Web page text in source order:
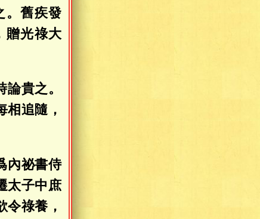
。舊疾發
贈光祿大
貴之。
追隨，
內祕書侍
太子中庶
祿養，